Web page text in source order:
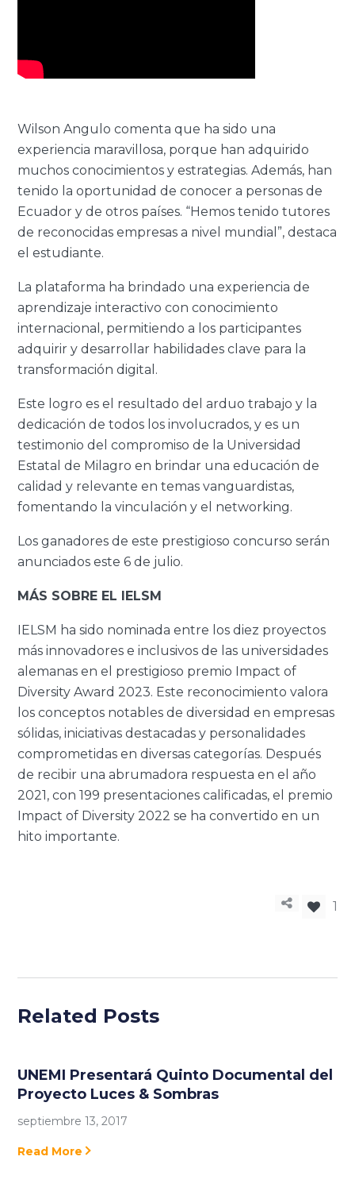
Wilson Angulo comenta que ha sido una
experiencia maravillosa, porque han adquirido
muchos conocimientos y estrategias. Además, han
tenido la oportunidad de conocer a personas de
Ecuador y de otros países. “Hemos tenido tutores
de reconocidas empresas a nivel mundial”, destaca
el estudiante.
La plataforma ha brindado una experiencia de
aprendizaje interactivo con conocimiento
internacional, permitiendo a los participantes
adquirir y desarrollar habilidades clave para la
transformación digital.
Este logro es el resultado del arduo trabajo y la
dedicación de todos los involucrados, y es un
testimonio del compromiso de la Universidad
Estatal de Milagro en brindar una educación de
calidad y relevante en temas vanguardistas,
fomentando la vinculación y el networking.
Los ganadores de este prestigioso concurso serán
anunciados este 6 de julio.
MÁS SOBRE EL IELSM
IELSM ha sido nominada entre los diez proyectos
más innovadores e inclusivos de las universidades
alemanas en el prestigioso premio Impact of
Diversity Award 2023. Este reconocimiento valora
los conceptos notables de diversidad en empresas
sólidas, iniciativas destacadas y personalidades
comprometidas en diversas categorías. Después
de recibir una abrumadora respuesta en el año
2021, con 199 presentaciones calificadas, el premio
Impact of Diversity 2022 se ha convertido en un
hito importante.
1
Related Posts
UNEMI Presentará Quinto Documental del
Proyecto Luces & Sombras
septiembre 13, 2017
Read More